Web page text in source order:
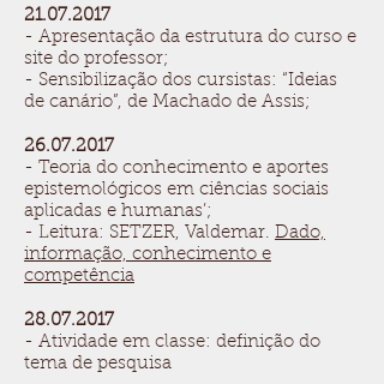
21.07.2017
- Apresentação da estrutura do curso e
site do professor;
- Sensibilização dos cursistas: “Ideias
de canário”, de Machado de Assis;
26.07.2017
- Teoria do conhecimento e aportes
epistemológicos em ciências sociais
aplicadas e humanas’;
- Leitura: SETZER, Valdemar. Dado,
informação, conhecimento e
competência
28.07.2017
- Atividade em classe: definição do
tema de pesquisa